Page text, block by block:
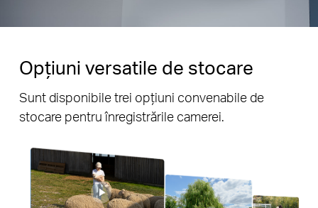
Opțiuni versatile de stocare
Sunt disponibile trei opțiuni convenabile de
stocare pentru înregistrările camerei.